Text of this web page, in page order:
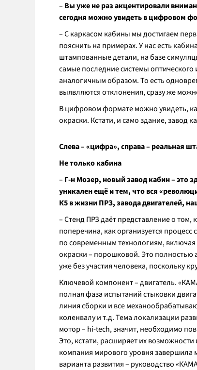
– Вы уже не раз акцентировали
сегодня можно увидеть в цифровом
– С каркасом кабины мы достигаем
пояснить на примерах. У нас есть
штампованные детали, на базе
самые последние системы
аналогичным образом. То есть
выявляются отклонения, сразу же
В цифровом формате можно увидеть,
окраски. Кстати, и само здание, завод
Слева – «цифра», справа – реальная
Не только кабина
– Г-н Мозер, новый завод кабин – это
уникален ещё и тем, что вся
К5 в жизни ПРЗ, завода двигателей,
– Стенд ПРЗ даёт представление о
поперечина, как организуется
по современным технологиям,
окраски – порошковой. Это полностью
уже без участия человека, поскольку
Ключевой компонент – двигатель.
полная фаза испытаний стыковки
линия сборки и все
коленвалу и т.д. Тема локализации
мотор – hi-tech, значит, необходимо
Это, кстати, расширяет их
компания мирового уровня
варианта развития – руководство